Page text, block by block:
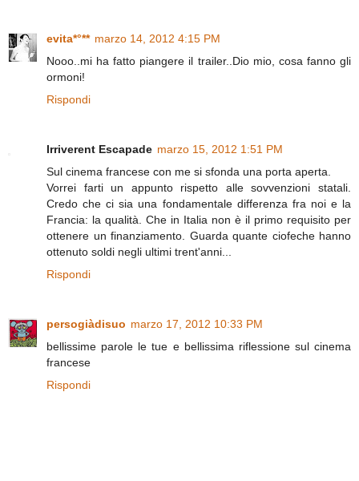
evita*°** marzo 14, 2012 4:15 PM
Nooo..mi ha fatto piangere il trailer..Dio mio, cosa fanno gli
ormoni!
Rispondi
Irriverent Escapade marzo 15, 2012 1:51 PM
Sul cinema francese con me si sfonda una porta aperta.
Vorrei farti un appunto rispetto alle sovvenzioni statali.
Credo che ci sia una fondamentale differenza fra noi e la
Francia: la qualità. Che in Italia non è il primo requisito per
ottenere un finanziamento. Guarda quante ciofeche hanno
ottenuto soldi negli ultimi trent'anni...
Rispondi
persogiàdisuo marzo 17, 2012 10:33 PM
bellissime parole le tue e bellissima riflessione sul cinema
francese
Rispondi